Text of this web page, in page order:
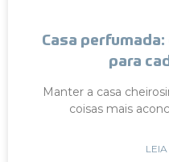
Casa
para
Manter a casa
coisas mais